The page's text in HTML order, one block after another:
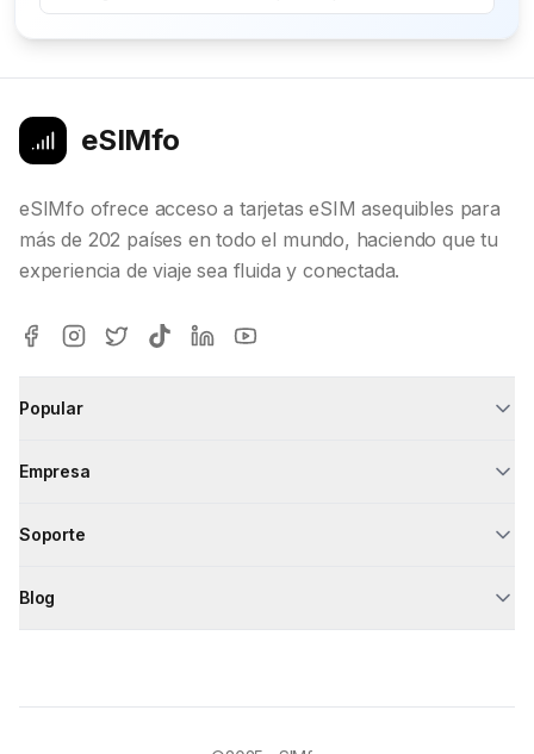
eSIMfo
eSIMfo ofrece acceso a tarjetas eSIM asequibles para
más de 202 países en todo el mundo, haciendo que tu
experiencia de viaje sea fluida y conectada.
Popular
Empresa
Soporte
Blog